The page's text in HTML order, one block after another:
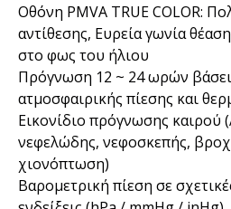
Οθόνη PMVA TRUE COLOR:
αντίθεσης, Ευρεία γωνία
στο φως του ήλιου
Πρόγνωση 12 ~ 24 ωρών
ατμοσφαιρικής πίεσης και
Εικονίδιο πρόγνωσης καιρού
νεφελώδης, νεφοσκεπής,
χιονόπτωση)
Βαρομετρική πίεση σε